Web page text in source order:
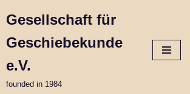
Gesellschaft für
Geschiebekunde
e.V.
founded in 1984